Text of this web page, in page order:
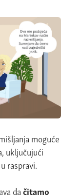
moguće
uključujući
raspravi.
dačitamo